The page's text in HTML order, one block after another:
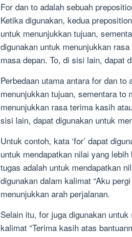
For dan to adalah sebuah
Ketika digunakan, kedua
untuk menunjukkan tujuan,
digunakan untuk menunjukkan
masa depan. To, di sisi lain, dapat
Perbedaan utama antara for dan to
menunjukkan tujuan, sementara to
menunjukkan rasa terima kasih
sisi lain, dapat digunakan untuk
Untuk contoh, kata ‘for’ dapat
untuk mendapatkan nilai yang
tugas adalah untuk mendapatkan
digunakan dalam kalimat “Aku
menunjukkan arah perjalanan.
Selain itu, for juga digunakan
kalimat “Terima kasih atas